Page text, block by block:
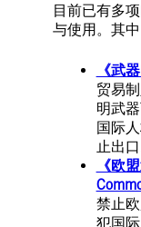
目前已有多
与使用。其
《武
贸易
明武
国际
止出口
《欧
禁止
犯国